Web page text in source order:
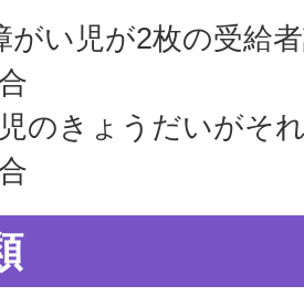
がい児が2枚の受給
のきょうだいがそ